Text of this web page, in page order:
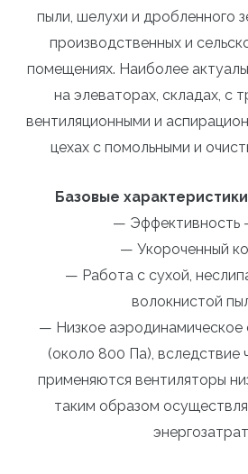
пыли, шелухи и дробленного
производственных и
помещениях. Наиболее
на элеваторах, складах, с
вентиляционными и
цехах с помольными и
Базовые
— Эффективность
— Укороченный
— Работа с сухой,
волокнистой
— Низкое аэродинамическое
(около 800 Па), вследствие
применяются вентиляторы
таким образом